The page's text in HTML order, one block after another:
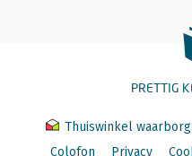
PRETTIG
Thuiswinkel waarborg
Colofon
Privacy